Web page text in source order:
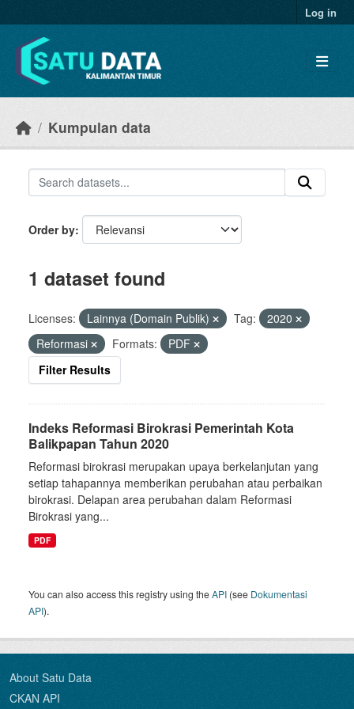
Log in
Kumpulan data
Order by
1 dataset found
Licenses: Lainnya (Domain Publik) Tag:
2020
Reformasi
Formats:
PDF
Filter Results
Indeks Reformasi Birokrasi Pemerintah Kota
Balikpapan Tahun 2020
Reformasi birokrasi merupakan upaya berkelanjutan yang
setiap tahapannya memberikan perubahan atau perbaikan
birokrasi. Delapan area perubahan dalam Reformasi
Birokrasi yang...
PDF
You can also access this registry using theAPI (see Dokumentasi
API).
About Satu Data
CKAN API